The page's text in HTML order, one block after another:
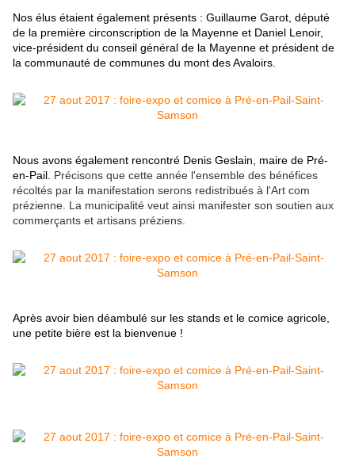
Nos élus étaient également présents : Guillaume Garot, député
de la première circonscription de la Mayenne et Daniel Lenoir,
vice-président du conseil général de la Mayenne et président de
la communauté de communes du mont des Avaloirs.
Nous avons également rencontré Denis Geslain, maire de Pré-
en-Pail. Précisons que cette année l'ensemble des bénéfices
récoltés par la manifestation serons redistribués à l'Art com
prézienne. La municipalité veut ainsi manifester son soutien aux
commerçants et artisans préziens.
Après avoir bien déambulé sur les stands et le comice agricole,
une petite bière est la bienvenue !